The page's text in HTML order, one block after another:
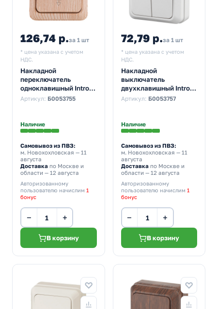
126,74 р.за 1 шт
* цена указана с учетом
НДС.
Накладной
переключатель
одноклавишный Intro
Quadro 10А-250В IP20
Артикул: Б0053755
Наличие
Самовывоз из ПВЗ:
м. Новохохловская — 11
августа
Доставка по Москве и
области — 12 августа
Авторизованному
пользователю начислим 1
бонус
− +
В корзину
72,79 р.за 1 шт
* цена указана с учетом
НДС.
Накладной
выключатель
двухклавишный Intro
Quadro 10А-250В IP20
Артикул: Б0053757
Наличие
Самовывоз из ПВЗ:
м. Новохохловская — 11
августа
Доставкапо Москве и
области — 12 августа
Авторизованному
пользователю начислим 1
бонус
− +
В корзину